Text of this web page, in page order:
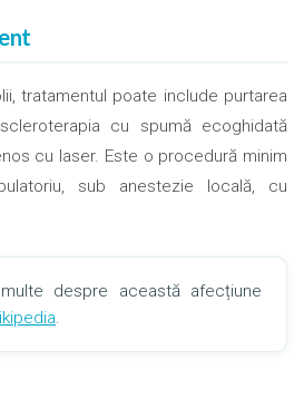
tratamentul poate include purtarea
cu spumă ecoghidată
cu laser. Este o procedură minim
sub anestezie locală, cu
despre această afecțiune
.